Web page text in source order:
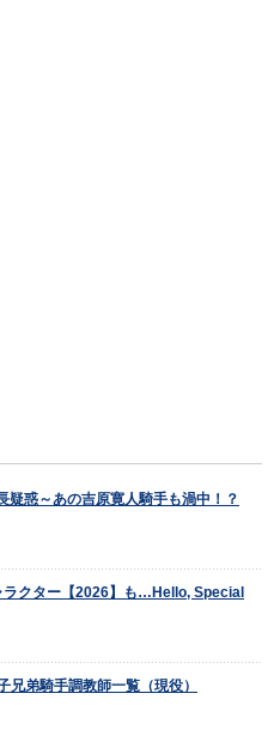
惑～あの吉原寛人騎手も渦中！？
クター【2026】も…Hello, Special
弟騎手調教師一覧（現役）